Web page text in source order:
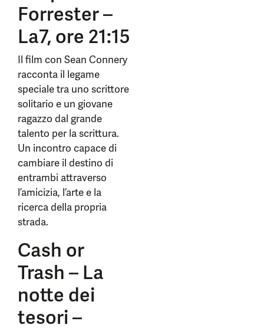
Forrester –
La7, ore 21:15
Il film con Sean Connery
racconta il legame
speciale tra uno scrittore
solitario e un giovane
ragazzo dal grande
talento per la scrittura.
Un incontro capace di
cambiare il destino di
entrambi attraverso
l’amicizia, l’arte e la
ricerca della propria
strada.
Cash or
Trash – La
notte dei
tesori –